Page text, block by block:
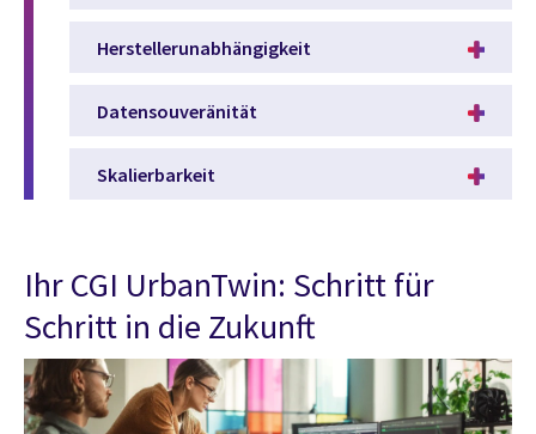
Herstellerunabhängigkeit
Datensouveränität
Skalierbarkeit
Ihr CGI UrbanTwin: Schritt für
Schritt in die Zukunft